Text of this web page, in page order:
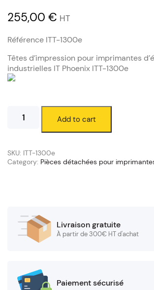
255,00 € HT
Référence ITT-1300e
Têtes d’impression pour imprimantes
industrielles IT Phoenix ITT-1300e
d'impression
ITT-
1300e
Add to cart
SKU: ITT-1300e
Category: Pièces détachées pour
Livraison gratuite
À partir de 300€ HT d'achat
Paiement sécurisé